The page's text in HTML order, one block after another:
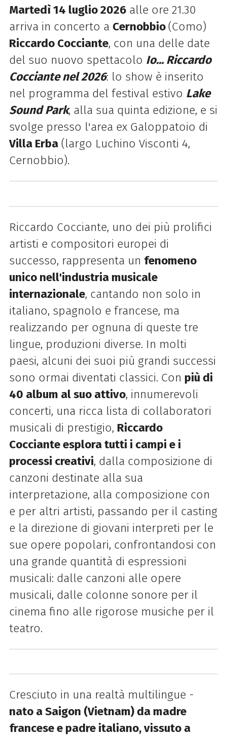
Martedì 14 luglio 2026alle ore 21.30
arriva in concerto a Cernobbio(Como)
Riccardo Cocciante, con una delle date
del suo nuovo spettacolo Io... Riccardo
Cocciantenel 2026: lo show è inserito
nel programma del festival estivo Lake
Sound Park, alla sua quinta edizione, e si
svolge presso l'area ex Galoppatoio di
Villa Erba(largo Luchino Visconti 4,
Cernobbio).
Riccardo Cocciante, uno dei più prolifici
artisti e compositori europei di
successo, rappresenta un fenomeno
unico nell'industria musicale
internazionale, cantando non solo in
italiano, spagnolo e francese, ma
realizzando per ognuna di queste tre
lingue, produzioni diverse. In molti
paesi, alcuni dei suoi più grandi successi
sono ormai diventati classici. Con più di
40 album al suo attivo, innumerevoli
concerti, una ricca lista di collaboratori
musicali di prestigio, Riccardo
Coccianteesplora tutti i campi e i
processi creativi, dalla composizione di
canzoni destinate alla sua
interpretazione, alla composizione con
e per altri artisti, passando per il casting
e la direzione di giovani interpreti per le
sue opere popolari, confrontandosi con
una grande quantità di espressioni
musicali: dalle canzoni alle opere
musicali, dalle colonne sonore per il
cinema fino alle rigorose musiche per il
teatro.
Cresciuto in una realtà multilingue -
nato a Saigon (Vietnam) da madre
francese e padre italiano, vissuto a